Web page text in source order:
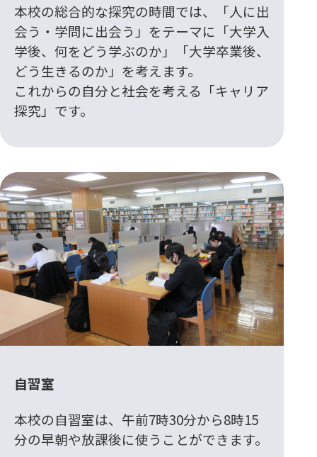
本校の総合的な探究の時間では、「人に出
会う・学問に出会う」をテーマに「大学入
学後、何をどう学ぶのか」「大学卒業後、
どう生きるのか」を考えます。
これからの自分と社会を考える「キャリア
探究」です。
自習室
本校の自習室は、午前7時30分から8時15
分の早朝や放課後に使うことができます。